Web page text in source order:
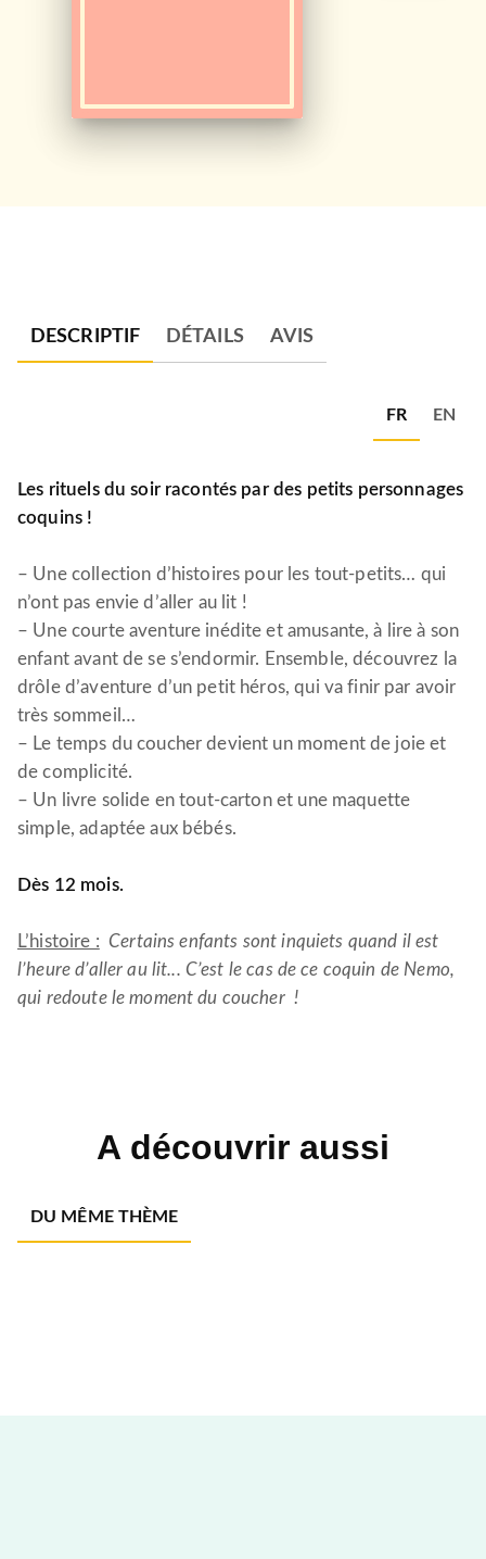
DESCRIPTIF DÉTAILS AVIS
FR EN
Les rituels du soir racontés par des petits personnages
coquins !
– Une collection d’histoires pour les tout-petits… qui
n’ont pas envie d’aller au lit !
– Une courte aventure inédite et amusante, à lire à son
enfant avant de se s’endormir. Ensemble, découvrez la
drôle d’aventure d’un petit héros, qui va finir par avoir
très sommeil…
– Le temps du coucher devient un moment de joie et
de complicité.
– Un livre solide en tout-carton et une maquette
simple, adaptée aux bébés.
Dès 12 mois.
L’histoire : Certains enfants sont inquiets quand il est
l’heure d’aller au lit... C’est le cas de ce coquin de Nemo,
qui redoute le moment du coucher !
A découvrir aussi
DU MÊME THÈME